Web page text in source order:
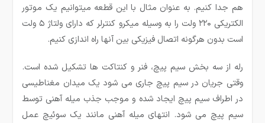
هم جدا کنیم. به عنوان مثال با این قطعه میتوانیم یک موتور
الکتریکی ۲۲۰ ولت را به وسیله میکرو کنترلر که دارای ولتاژ ۵ ولت
است بدون هرگونه اتصال فیزیکی بین آنها راه اندازی کنیم.
رله از سه بخش سیم پیچ، فنر و کنتاکت ها تشکیل شده است.
وقتی جریان در سیم پیچ جاری می شود یک میدان مغناطیسی
در اطراف سیم پیچ ایجاد شده و موجب جذب میله آهنی توسط
سیم پیچ می شود. انتهای میله آهنی مانند یک سوئیچ عمل